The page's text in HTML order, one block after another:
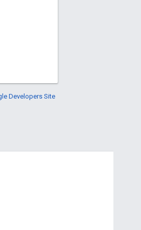
Developers Site